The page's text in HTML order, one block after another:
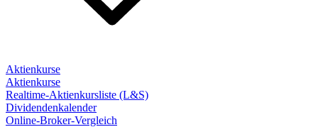
Aktienkurse
Aktienkurse
Realtime-Aktienkursliste (L&S)
Dividendenkalender
Online-Broker-Vergleich